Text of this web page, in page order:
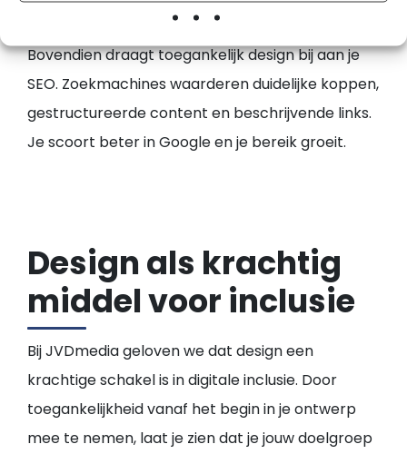
langere bezoektijden en betere conversies.
Bovendien draagt toegankelijk design bij aan je
SEO. Zoekmachines waarderen duidelijke koppen,
gestructureerde content en beschrijvende links.
Je scoort beter in Google en je bereik groeit.
Design als krachtig
middel voor inclusie
Bij JVDmedia geloven we dat design een
krachtige schakel is in digitale inclusie. Door
toegankelijkheid vanaf het begin in je ontwerp
mee te nemen, laat je zien dat je jouw doelgroep